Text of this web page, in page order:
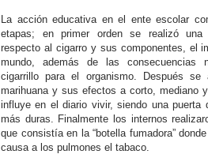
La acción educativa en el ente escolar
etapas; en primer orden se realizó una
respecto al cigarro y sus componentes, el
mundo, además de las consecuencias
cigarrillo para el organismo. Después
marihuana y sus efectos a corto, mediano
influye en el diario vivir, siendo una puerta
más duras. Finalmente los internos
que consistía en la “botella fumadora”
causa a los pulmones el tabaco.